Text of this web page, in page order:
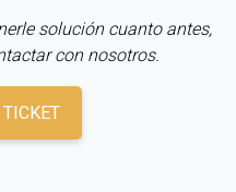
solución cuanto antes,
con nosotros.